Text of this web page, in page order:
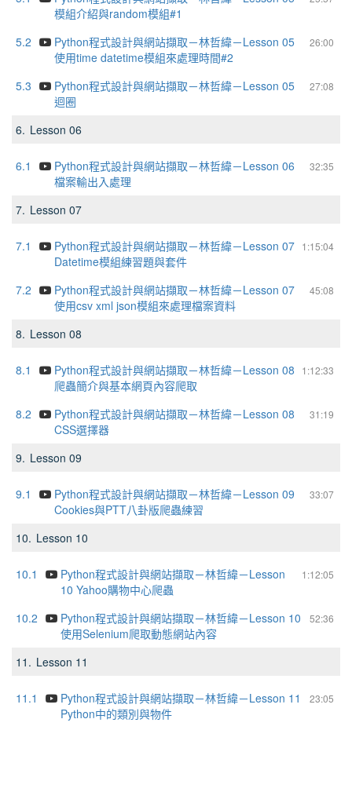
模組介紹與random模組#1
5.2
26:00
Python程式設計與網站擷取－林哲緯－Lesson 05
使⽤time datetime模組來處理時間#2
5.3
27:08
Python程式設計與網站擷取－林哲緯－Lesson 05
迴圈
6. Lesson 06
6.1 32:35
Python程式設計與網站擷取－林哲緯－Lesson 06
檔案輸出入處理
7. Lesson 07
7.1 1:15:04
Python程式設計與網站擷取－林哲緯－Lesson 07
Datetime模組練習題與套件
7.2
45:08
Python程式設計與網站擷取－林哲緯－Lesson 07
使⽤csv xml json模組來處理檔案資料
8. Lesson 08
8.1 1:12:33
Python程式設計與網站擷取－林哲緯－Lesson 08
爬蟲簡介與基本網⾴內容爬取
8.2
31:19
Python程式設計與網站擷取－林哲緯－Lesson 08
CSS選擇器
9. Lesson 09
9.1 33:07
Python程式設計與網站擷取－林哲緯－Lesson 09
Cookies與PTT八卦版爬蟲練習
10. Lesson 10
10.1 1:12:05
Python程式設計與網站擷取－林哲緯－Lesson
10 Yahoo購物中⼼爬蟲
10.2
52:36
Python程式設計與網站擷取－林哲緯－Lesson 10
使⽤Selenium爬取動態網站內容
11. Lesson 11
11.1 23:05
Python程式設計與網站擷取－林哲緯－Lesson 11
Python中的類別與物件